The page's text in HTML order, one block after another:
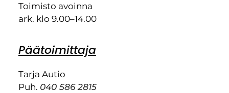
Toimisto avoinna
ark. klo 9.00–14.00
Päätoimittaja
Tarja Autio
Puh. 040 586 2815